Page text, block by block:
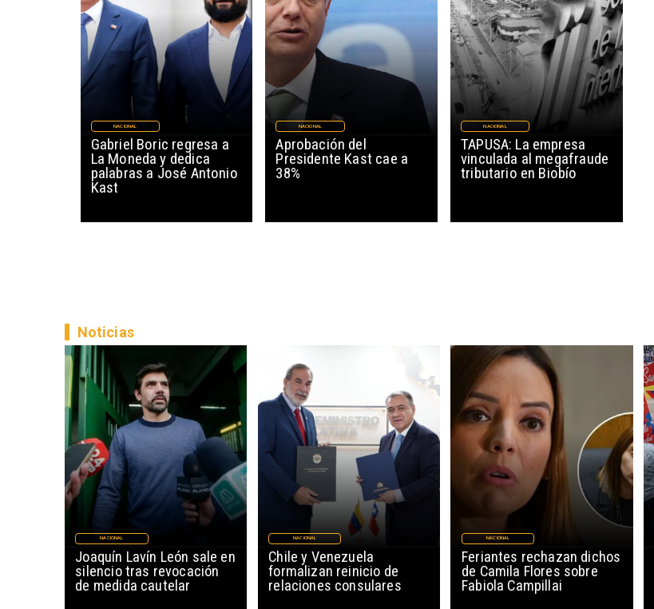
Gabriel Boric regresa a
La Moneda y dedica
palabras a José Antonio
Kast
NACIONAL
Aprobación del
Presidente Kast cae a
38%
NACIONAL
TAPUSA: La empresa
vinculada al megafraude
tributario en Biobío
NACIONAL
Joaquín Lavín León sale en
silencio tras revocación
de medida cautelar
NACIONAL
Noticias
Chile y Venezuela
formalizan reinicio de
relaciones consulares
NACIONAL
Feriantes rechazan dichos
de Camila Flores sobre
Fabiola Campillai
NACIONAL